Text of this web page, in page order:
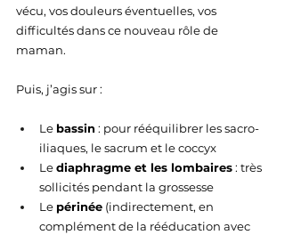
vécu, vos douleurs éventuelles, vos
difficultés dans ce nouveau rôle de
maman.
Puis, j’agis sur :
Le bassin : pour rééquilibrer les sacro-
iliaques, le sacrum et le coccyx
Le diaphragme et les lombaires : très
sollicités pendant la grossesse
Le périnée (indirectement, en
complément de la rééducation avec